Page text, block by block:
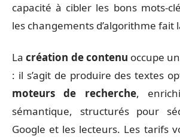
capacité à cibler les bons mots-
les changements d’algorithme fait
Lacréation de contenu occupe
: il s’agit de produire des textes
moteurs de recherche,
sémantique, structurés pour
Google et les lecteurs. Les tarifs